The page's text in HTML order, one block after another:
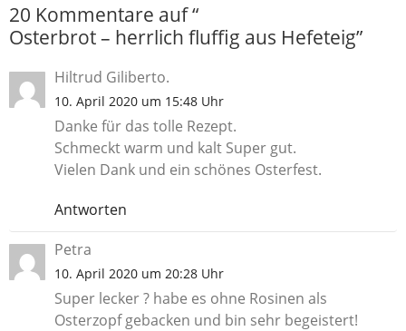
20 Kommentare auf “
Osterbrot – herrlich fluffig aus Hefeteig”
Hiltrud Giliberto.
10. April 2020 um 15:48 Uhr
Danke für das tolle Rezept.
Schmeckt warm und kalt Super gut.
Vielen Dank und ein schönes Osterfest.
Antworten
Petra
10. April 2020 um 20:28 Uhr
Super lecker ? habe es ohne Rosinen als
Osterzopf gebacken und bin sehr begeistert!